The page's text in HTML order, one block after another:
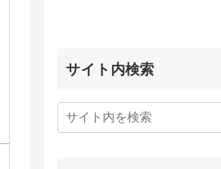
サイト内検索